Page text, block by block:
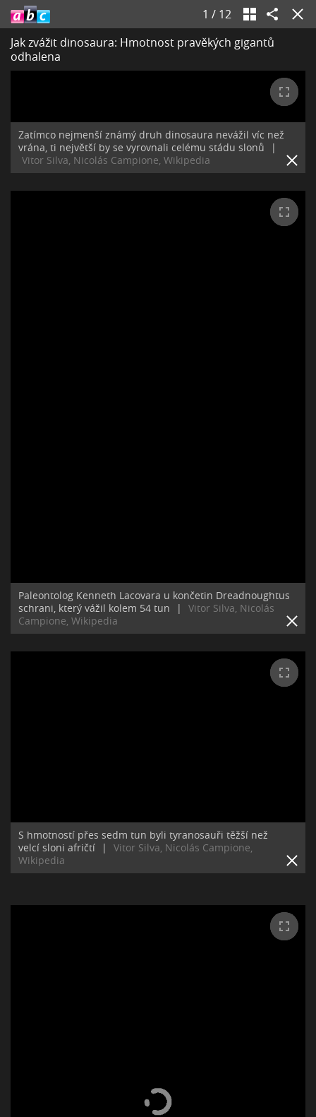
1 / 12
Jak zvážit dinosaura: Hmotnost pravěkých gigantů
odhalena
Zatímco nejmenší známý druh dinosaura nevážil víc než
vrána, ti největší by se vyrovnali celému stádu slonů
|
Vitor Silva, Nicolás Campione, Wikipedia
Paleontolog Kenneth Lacovara u končetin Dreadnoughtus
schrani, který vážil kolem 54 tun
|
Vitor Silva, Nicolás
Campione, Wikipedia
S hmotností přes sedm tun byli tyranosauři těžší než
velcí sloni afričtí
|
Vitor Silva, Nicolás Campione,
Wikipedia